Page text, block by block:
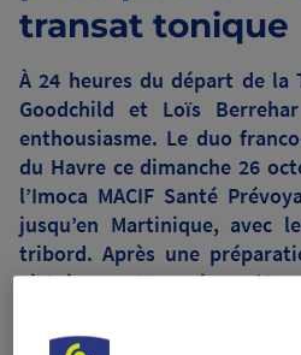
transat tonique
À 24 heures du départ de la
Goodchild et Loïs
enthousiasme. Le duo
du Havre ce dimanche 26
l’Imoca MACIF Santé
jusqu’en Martinique, avec
tribord. Après une
victoires cette saison
Azimut), les deux marins
un parfait équilibre entre